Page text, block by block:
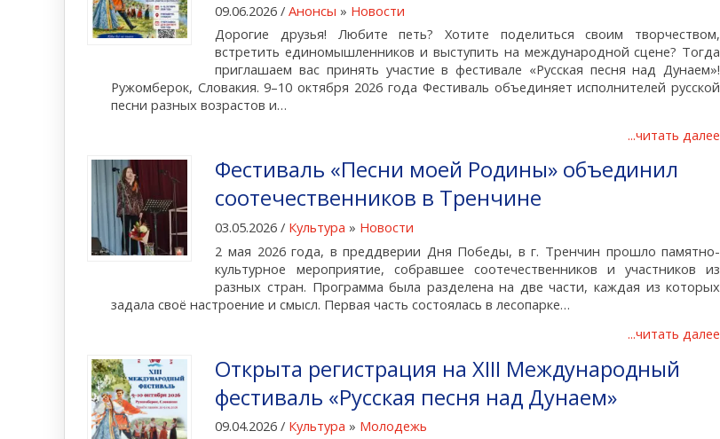
09.06.2026 /Анонсы » Новости
Дорогие друзья! Любите петь? Хотите поделиться своим творчеством,
встретить единомышленников и выступить на международной сцене? Тогда
приглашаем вас принять участие в фестивале «Русская песня над Дунаем»!
Ружомберок, Словакия. 9–10 октября 2026 года Фестиваль объединяет исполнителей русской
песни разных возрастов и…
...читать далее
Фестиваль «Песни моей Родины» объединил
соотечественников в Тренчине
03.05.2026 / Культура » Новости
2 мая 2026 года, в преддверии Дня Победы, в г. Тренчин прошло памятно-
культурное мероприятие, собравшее соотечественников и участников из
разных стран. Программа была разделена на две части, каждая из которых
задала своё настроение и смысл. Первая часть состоялась в лесопарке…
...читать далее
Открыта регистрация на XIII Международный
фестиваль «Русская песня над Дунаем»
09.04.2026 / Культура » Молодежь